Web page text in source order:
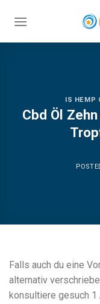
IS HEMP
Cbd Öl
Falls auch du eine
alternativ
konsultiere gesuch 1